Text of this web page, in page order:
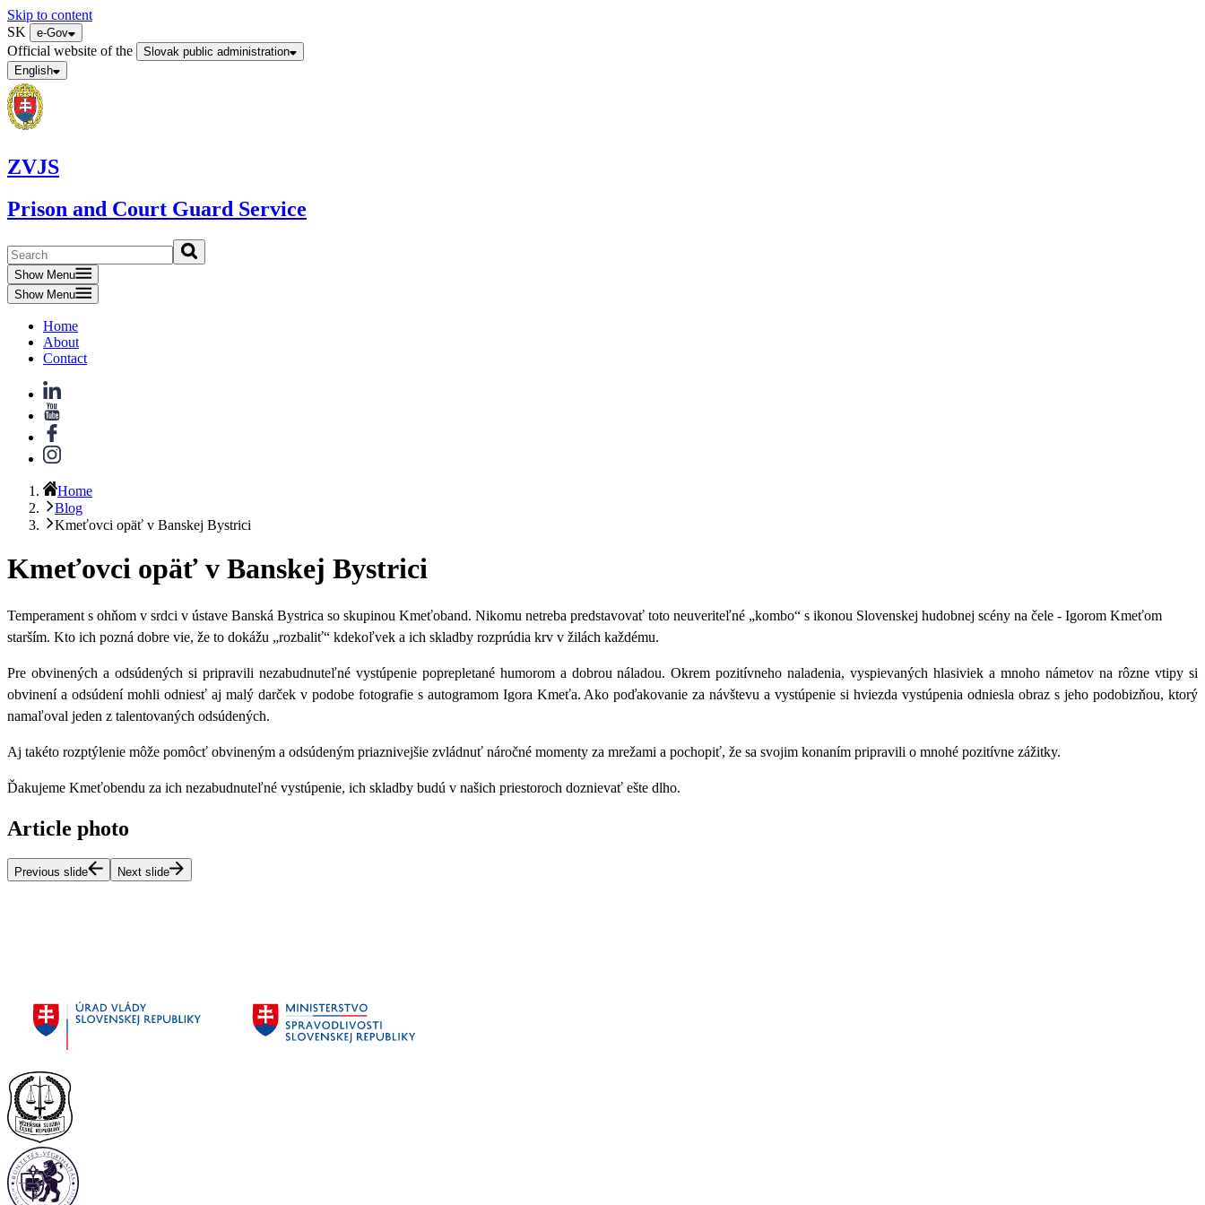
Skip to content
SK
e-Gov
Official website of the
Slovak public administration
English
ZVJS
Prison and Court Guard Service
Show Menu
Show Menu
Home
About
Contact
Home
Blog
Kmeťovci opäť v Banskej Bystrici
Kmeťovci opäť v Banskej Bystrici
Temperament s ohňom v srdci v ústave Banská Bystrica so skupinou Kmeťoband. Nikomu netreba predstavovať toto neuveriteľné „kombo“ s ikonou Slovenskej hudobnej scény na čele - Igorom Kmeťom
starším. Kto ich pozná dobre vie, že to dokážu „rozbaliť“ kdekoľvek a ich skladby rozprúdia krv v žilách každému.
Pre obvinených a odsúdených si pripravili nezabudnuteľné vystúpenie poprepletané humorom a dobrou náladou. Okrem pozitívneho naladenia, vyspievaných hlasiviek a mnoho námetov na rôzne vtipy si
obvinení a odsúdení mohli odniesť aj malý darček v podobe fotografie s autogramom Igora Kmeťa. Ako poďakovanie za návštevu a vystúpenie si hviezda vystúpenia odniesla obraz s jeho podobizňou, ktorý
namaľoval jeden z talentovaných odsúdených.
Aj takéto rozptýlenie môže pomôcť obvineným a odsúdeným priaznivejšie zvládnuť náročné momenty za mrežami a pochopiť, že sa svojim konaním pripravili o mnohé pozitívne zážitky.
Ďakujeme Kmeťobendu za ich nezabudnuteľné vystúpenie, ich skladby budú v našich priestoroch doznievať ešte dlho.
Article photo
Previous slide Next slide